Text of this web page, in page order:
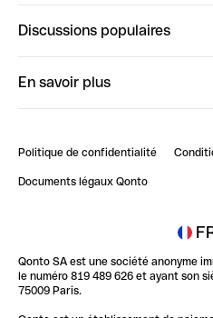
ClubQonto
Discussions populaires
Impact de l'IA sur les carrières/
En savoir plus
Blog
Newsroom
Glossaire finance
Politique de confidentialité
Documents légaux Qonto
Qonto SA est une société anonyme
le numéro 819 489 626 et ayant son
75009 Paris.